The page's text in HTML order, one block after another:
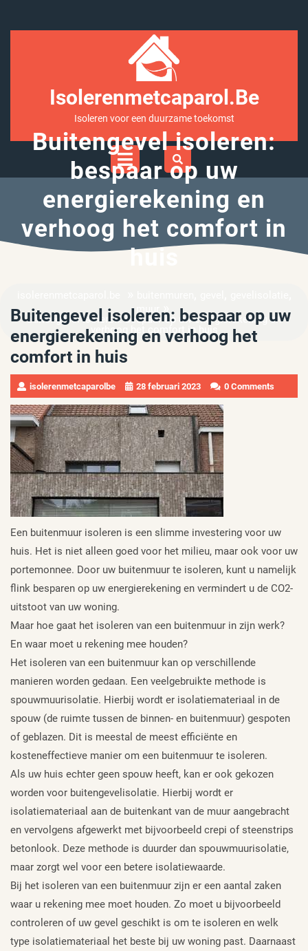
Isolerenmetcaparol.be
Isoleren voor een duurzame toekomst
Open
Buitengevel isoleren:
bespaar op uw
energierekening en
verhoog het comfort in
huis
»
Buitengevel isoleren: bespaar op uw energierekening en
verhoog het comfort in huis
Buitengevel isoleren: bespaar op uw
energierekening en verhoog het
comfort in huis
isolerenmetcaparolbe 28 februari 2023 0 Comments
Een buitenmuur isoleren is een slimme investering voor uw
huis. Het is niet alleen goed voor het milieu, maar ook voor uw
portemonnee. Door uw buitenmuur te isoleren, kunt u namelijk
flink besparen op uw energierekening en vermindert u de CO2-
uitstoot van uw woning.
Maar hoe gaat het isoleren van een buitenmuur in zijn werk?
En waar moet u rekening mee houden?
Het isoleren van een buitenmuur kan op verschillende
manieren worden gedaan. Een veelgebruikte methode is
spouwmuurisolatie. Hierbij wordt er isolatiemateriaal in de
spouw (de ruimte tussen de binnen- en buitenmuur) gespoten
of geblazen. Dit is meestal de meest efficiënte en
kosteneffectieve manier om een buitenmuur te isoleren.
Als uw huis echter geen spouw heeft, kan er ook gekozen
worden voor buitengevelisolatie. Hierbij wordt er
isolatiemateriaal aan de buitenkant van de muur aangebracht
en vervolgens afgewerkt met bijvoorbeeld crepi of steenstrips
betonlook. Deze methode is duurder dan spouwmuurisolatie,
maar zorgt wel voor een betere isolatiewaarde.
Bij het isoleren van een buitenmuur zijn er een aantal zaken
waar u rekening mee moet houden. Zo moet u bijvoorbeeld
controleren of uw gevel geschikt is om te isoleren en welk
type isolatiemateriaal het beste bij uw woning past. Daarnaast